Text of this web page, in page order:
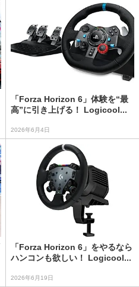
「Forza Horizon 6」体験を“最
高”に引き上げる！ Logicool...
2026年6月4日
「Forza Horizon 6」をやるなら
ハンコンも欲しい！ Logicool...
2026年6月19日